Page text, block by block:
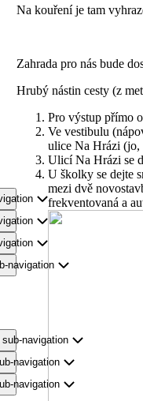
navigation
navigation
navigation
navigation
Na kouření je tam
Zahrada pro nás bude
Hrubý nástin cesty (z
Pro výstup přímo
Ve vestibulu
ulice Na Hrázi (jo,
Ulicí Na Hrázi se
U školky se dejte
mezi dvě
frekventovaná a